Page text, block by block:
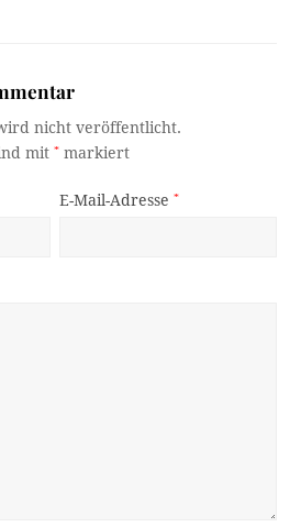
nicht veröffentlicht.
mit* markiert
E-Mail-Adresse*